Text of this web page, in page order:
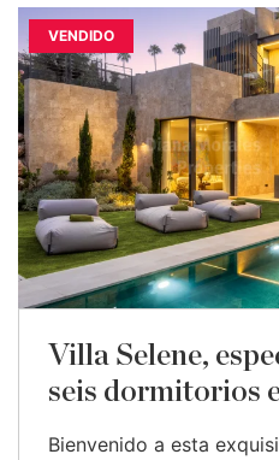
VENDIDO
Villa Selene,
seis dormitorios
Bienvenido a esta